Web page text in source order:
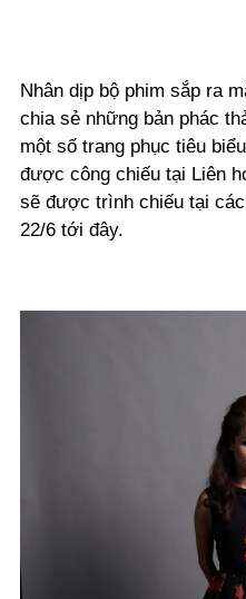
Nhân dịp bộ phim sắp ra
chia sẻ những bản phác
một số trang phục tiêu
được công chiếu tại Liên
sẽ được trình chiếu tại
22/6 tới đây.